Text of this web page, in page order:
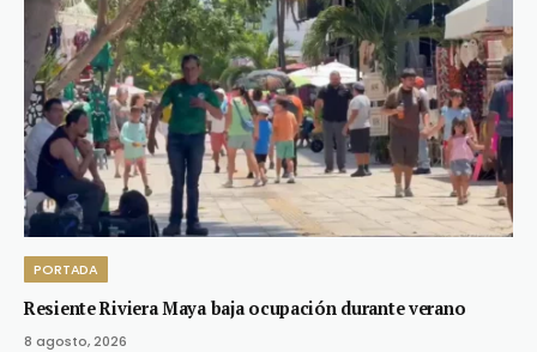
PORTADA
Resiente Riviera Maya baja ocupación durante verano
8 agosto, 2026